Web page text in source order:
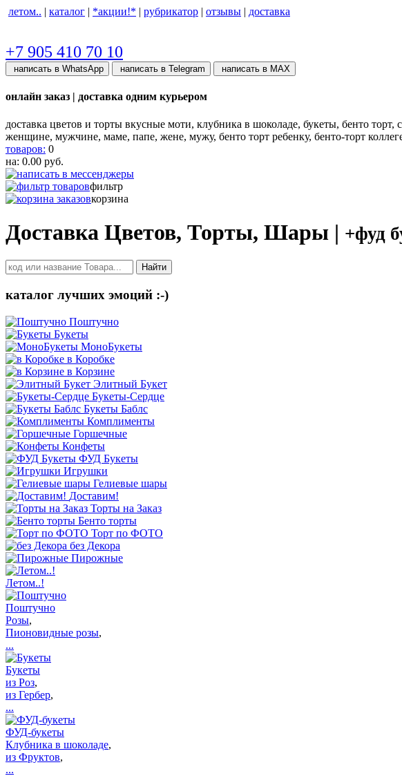
летом.. | каталог | *акции!* | рубрикатор | отзывы | доставка
+7 905 410 70 10
написать в WhatsApp написать в Telegram написать в МАХ
онлайн заказ | доставка одним курьером
доставка цветов и торты вкусные моти, клубника в шоколаде, букеты, бенто
женщине, мужчине, маме, папе, жене, мужу, бенто торт ребенку, бенто-торт
товаров: 0
на: 0.00 руб.
фильтр
корзина
Доставка Цветов, Торты, Шары | +фуд
Найти
каталог лучших эмоций :-)
Поштучно
Букеты
МоноБукеты
в Коробке
в Корзине
Элитный Букет
Букеты-Сердце
Букеты Баблс
Комплименты
Горшечные
Конфеты
ФУД Букеты
Игрушки
Гелиевые шары
Доставим!
Торты на Заказ
Бенто торты
Торт по ФОТО
без Декора
Пирожные
Летом..!
Поштучно
Розы,
Пионовидные розы,
...
Букеты
из Роз,
из Гербер,
...
ФУД-букеты
Клубника в шоколаде,
из Фруктов,
...